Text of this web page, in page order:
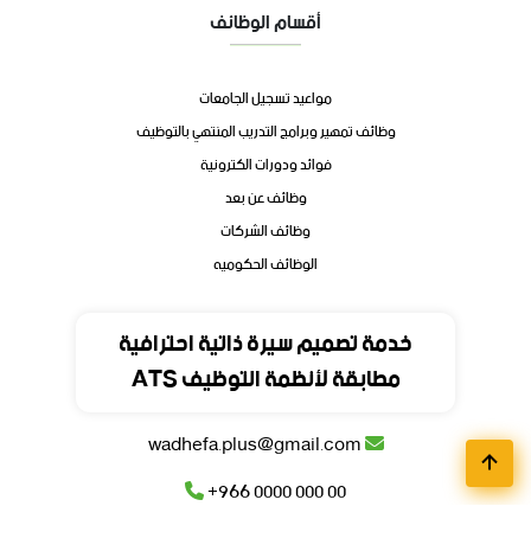
خدمة تصميم سيرة ذاتية احترافية
مطابقة لأنظمة التوظيف ATS
أقسام الوظائف
مواعيد تسجيل الجامعات
وظائف تمهير وبرامج التدريب المنتهي بالتوظيف
فوائد ودورات الكترونية
وظائف عن بعد
وظائف الشركات
الوظائف الحكوميه
المملكة العربية السعودية
+966 0000 000 00